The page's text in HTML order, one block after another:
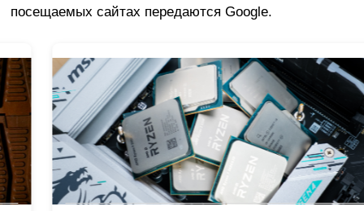
посещаемых сайтах передаются Google.